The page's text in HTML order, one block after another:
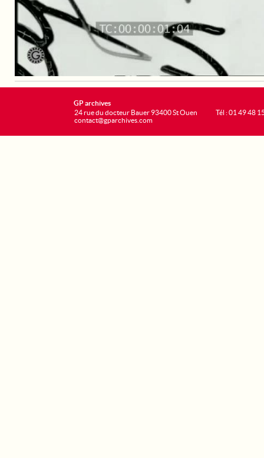
GP archives
24 rue du docteur Bauer 93400 St Ouen
contact@gparchives.com
Tél : 01 49 48